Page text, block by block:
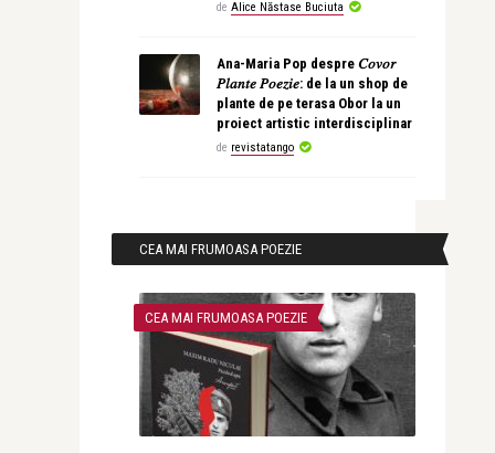
de Alice Năstase Buciuta
Ana-Maria Pop despre 𝐶𝑜𝑣𝑜𝑟
𝑃𝑙𝑎𝑛𝑡𝑒 𝑃𝑜𝑒𝑧𝑖𝑒: de la un shop de
plante de pe terasa Obor la un
proiect artistic interdisciplinar
de revistatango
CEA MAI FRUMOASA POEZIE
CEA MAI FRUMOASA POEZIE